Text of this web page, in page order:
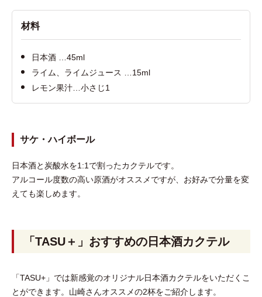
材料
日本酒 …45ml
ライム、ライムジュース …15ml
レモン果汁…小さじ1
サケ・ハイボール
日本酒と炭酸水を1:1で割ったカクテルです。
アルコール度数の高い原酒がオススメですが、お好みで分量を変
えても楽しめます。
「TASU＋」おすすめの日本酒カクテル
「TASU+」では新感覚のオリジナル日本酒カクテルをいただくこ
とができます。山崎さんオススメの2杯をご紹介します。